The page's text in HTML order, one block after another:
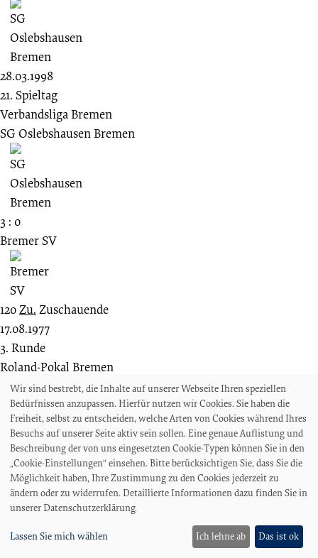
28.03.1998
21. Spieltag
Verbandsliga Bremen
SG Oslebshausen Bremen
3 : 0
Bremer SV
120Zu. Zuschauende
17.08.1977
3. Runde
Roland-Pokal Bremen
SG Oslebshausen Bremen
3 : 0
Bremer SV
Wir sind bestrebt, die Inhalte auf unserer Webseite Ihren speziellen
Bedürfnissen anzupassen. Hierfür nutzen wir Cookies. Sie haben die
Freiheit, selbst zu entscheiden, welche Arten von Cookies während Ihres
Besuchs auf unserer Seite aktiv sein sollen. Eine genaue Auflistung und
Beschreibung der von uns eingesetzten Cookie-Typen können Sie in den
„Cookie-Einstellungen“ einsehen. Bitte berücksichtigen Sie, dass Sie die
Möglichkeit haben, Ihre Zustimmung zu den Cookies jederzeit zu
ändern oder zu widerrufen. Detaillierte Informationen dazu finden Sie in
unserer Datenschutzerklärung.
Lassen Sie mich wählen Ich lehne ab Das ist ok